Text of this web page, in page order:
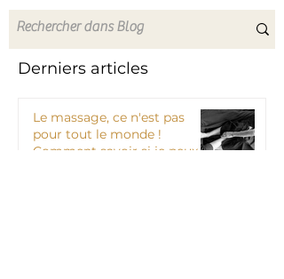
Derniers articles
Le massage, ce n'est pas
pour tout le monde !
Comment savoir si je peux